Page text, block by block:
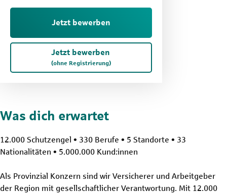
Jetzt bewerben
Jetzt bewerben
(ohne Registrierung)
Was dich erwartet
12.000 Schutzengel • 330 Berufe • 5 Standorte • 33
Nationalitäten • 5.000.000 Kund:innen
Als Provinzial Konzern sind wir Versicherer und Arbeitgeber
der Region mit gesellschaftlicher Verantwortung. Mit 12.000